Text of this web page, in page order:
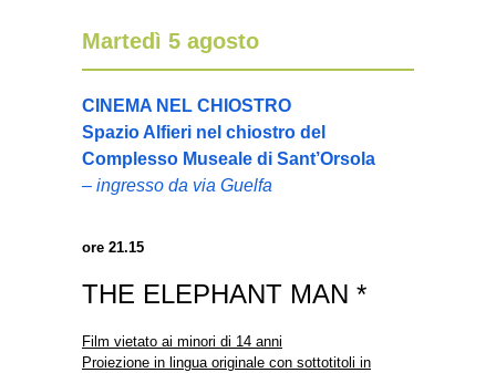
Martedì 5 agosto
CINEMA NEL CHIOSTRO
Spazio Alfieri nel chiostro del
Complesso Museale di Sant’Orsola
– ingresso da via Guelfa
ore 21.15
THE ELEPHANT MAN *
Film vietato ai minori di 14 anni
Proiezione in lingua originale con sottotitoli in